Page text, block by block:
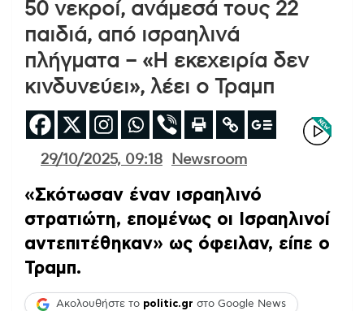
50 νεκροί, ανάμεσά τους 22
παιδιά, από ισραηλινά
πλήγματα – «Η εκεχειρία δεν
κινδυνεύει», λέει ο Τραμπ
29/10/2025, 09:18 Newsroom
«Σκότωσαν έναν ισραηλινό
στρατιώτη, επομένως οι Ισραηλινοί
αντεπιτέθηκαν» ως όφειλαν, είπε ο
Τραμπ.
Ακολουθήστε το politic.gr στο Google News